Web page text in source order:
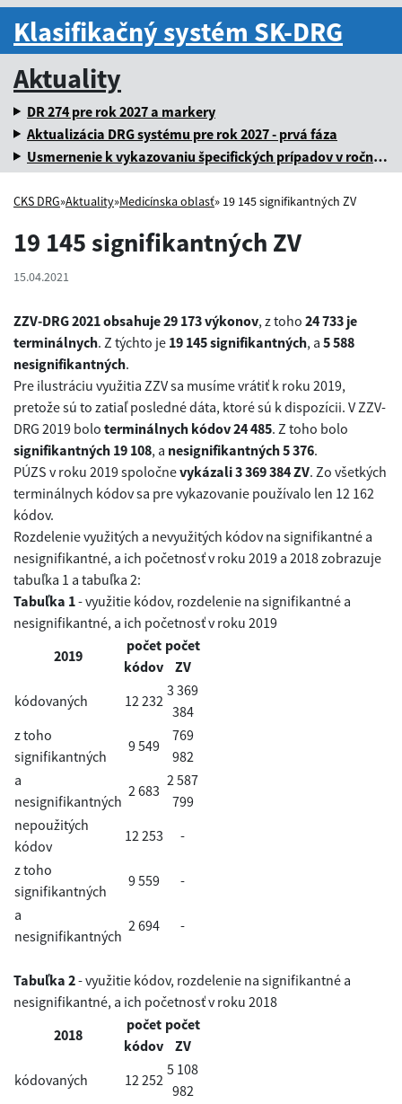
Klasifikačný systém SK-DRG
Aktuality
DR 274 pre rok 2027 a markery
Aktualizácia DRG systému pre rok 2027 - prvá fáza
Usmernenie k vykazovaniu špecifických prípadov v ročnej dávke za rok 2025
CKS DRG»Aktuality»Medicínska oblasť» 19 145 signifikantných ZV
19 145 signifikantných ZV
15.04.2021
ZZV-DRG 2021 obsahuje 29 173 výkonov, z toho 24 733 je
terminálnych. Z týchto je 19 145 signifikantných, a 5 588
nesignifikantných.
Pre ilustráciu využitia ZZV sa musíme vrátiť k roku 2019,
pretože sú to zatiaľ posledné dáta, ktoré sú k dispozícii. V ZZV-
DRG 2019 bolo terminálnych kódov 24 485. Z toho bolo
signifikantných 19 108, a nesignifikantných 5 376.
PÚZS v roku 2019 spoločnevykázali 3 369 384 ZV. Zo všetkých
terminálnych kódov sa pre vykazovanie používalo len 12 162
kódov.
Rozdelenie využitých a nevyužitých kódov na signifikantné a
nesignifikantné, a ich početnosť v roku 2019 a 2018 zobrazuje
tabuľka 1 a tabuľka 2:
Tabuľka 1- využitie kódov, rozdelenie na signifikantné a
nesignifikantné, a ich početnosť v roku 2019
2019
počet
kódov
počet
ZV
kódovaných
12 232
3 369
384
z toho
signifikantných
9 549
769
982
a
nesignifikantných
2 683
2 587
799
nepoužitých
kódov
12 253
-
z toho
signifikantných
9 559
-
a
nesignifikantných
2 694 -
Tabuľka 2- využitie kódov, rozdelenie na signifikantné a
nesignifikantné, a ich početnosť v roku 2018
2018
počet
kódov
počet
ZV
kódovaných
12 252
5 108
982